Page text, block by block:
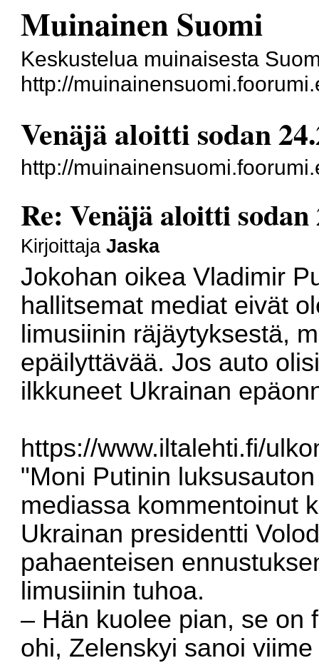
Muinainen Suomi
Keskustelua muinaisesta
http://
Venäjä aloitti sodan
http://
Re: Venäjä aloitti sodan
KirjoittajaJaska
Jokohan oikea Vladimir
hallitsemat mediat eivät
limusiinin räjäytyksestä,
epäilyttävää. Jos auto
ilkkuneet Ukrainan
https://www.iltalehti.fi/
"Moni Putinin
mediassa kommentoinut
Ukrainan presidentti
pahaenteisen
limusiinin tuhoa.
– Hän kuolee pian, se on
ohi, Zelenskyi sanoi